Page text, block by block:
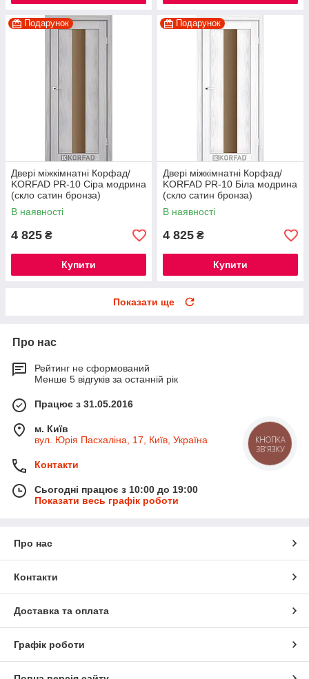
Подарунок
Двері міжкімнатні Корфад/
KORFAD PR-10 Сіра модрина
(скло сатин бронза)
В наявності
4 825 ₴
Купити
Подарунок
Двері міжкімнатні Корфад/
KORFAD PR-10 Біла модрина
(скло сатин бронза)
В наявності
4 825 ₴
Купити
Показати ще
Про нас
Рейтинг не сформований
Менше 5 відгуків за останній рік
Працює з 31.05.2016
м. Київ
вул. Юрія Пасхаліна, 17, Київ, Україна
Контакти
Сьогодні працює з 10:00 до 19:00
Показати весь графік роботи
Про нас
Контакти
Доставка та оплата
Графік роботи
КНОПКА
ЗВ'ЯЗКУ